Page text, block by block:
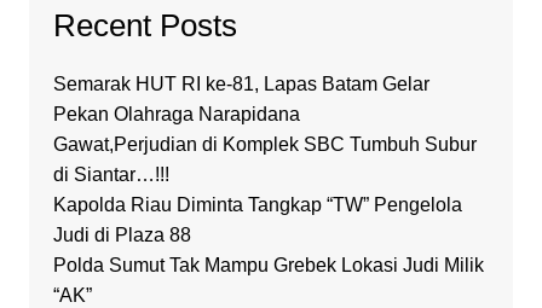
Recent Posts
Semarak HUT RI ke-81, Lapas Batam Gelar
Pekan Olahraga Narapidana
Gawat,Perjudian di Komplek SBC Tumbuh Subur
di Siantar…!!!
Kapolda Riau Diminta Tangkap “TW” Pengelola
Judi di Plaza 88
Polda Sumut Tak Mampu Grebek Lokasi Judi Milik
“AK”